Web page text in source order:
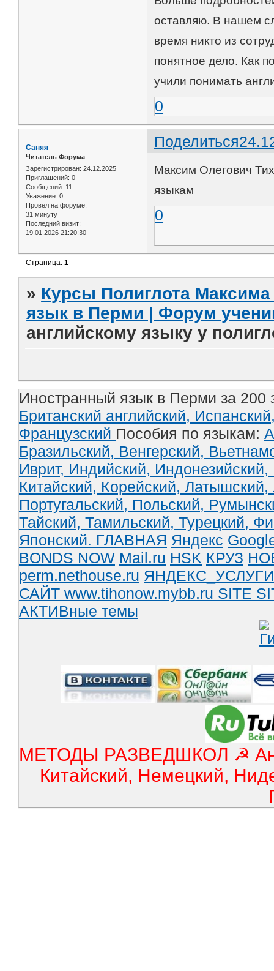
оставляю. В нашем
время никто из
понятное дело. Как
учили понимать
0
Поделиться
Саняя
Читатель Форума
Зарегистрирован: 24.12.2025
Приглашений: 0
Сообщений: 11
Уважение: 0
Провел на форуме:
31 минуту
Последний визит:
19.01.2026 21:20:30
Максим Олегович
языкам
0
Страница:1
» Курсы Полиглота
язык в Перми | Форум
английскому языку у
Иностранный язык в Перми за 200
Британский английский,
Французский Пособия по языкам:
Бразильский, Венгерский,
Иврит, Индийский, Индонезийский,
Китайский, Корейский, Латышский,
Португальский, Польский,
Тайский, Тамильский, Турецкий,
Японский. ГЛАВНАЯ Яндекс
BONDS NOW Mail.ru HSK КРУЗ
perm.nethouse.ru ЯНДЕКС_УСЛУГИ
САЙТ www.tihonow.mybb.ru SITE
АКТИВные темы
МЕТОДЫ РАЗВЕДШКОЛ ☭
Китайский, Немецкий,